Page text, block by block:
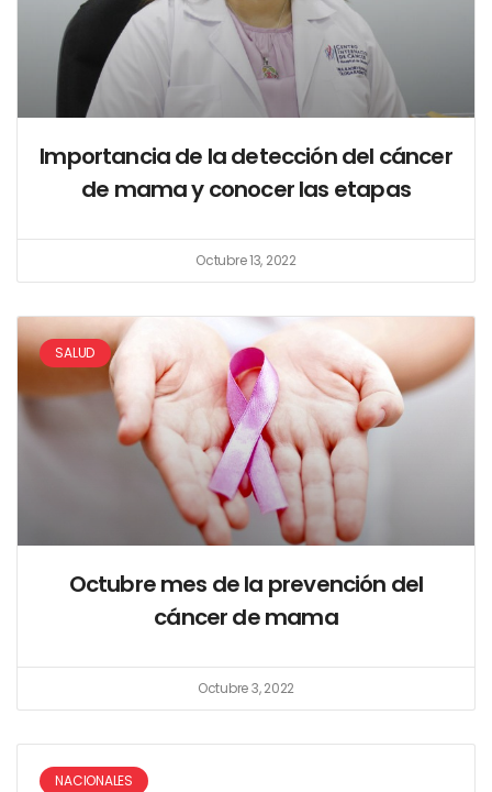
Importancia de la detección del cáncer
de mama y conocer las etapas
Octubre 13, 2022
SALUD
Octubre mes de la prevención del
cáncer de mama
Octubre 3, 2022
NACIONALES